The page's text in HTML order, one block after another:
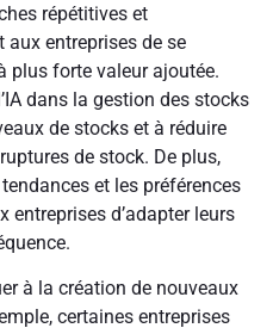
répétitives et
aux entreprises de se
plus forte valeur ajoutée.
dans la gestion des stocks
de stocks et à réduire
de stock. De plus,
et les préférences
entreprises d’adapter leurs
à la création de nouveaux
certaines entreprises